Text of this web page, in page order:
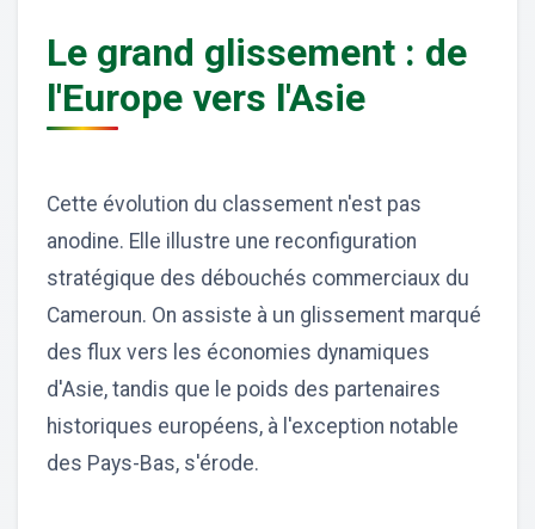
Le grand glissement : de
l'Europe vers l'Asie
Cette évolution du classement n'est pas
anodine. Elle illustre une reconfiguration
stratégique des débouchés commerciaux du
Cameroun. On assiste à un glissement marqué
des flux vers les économies dynamiques
d'Asie, tandis que le poids des partenaires
historiques européens, à l'exception notable
des Pays-Bas, s'érode.